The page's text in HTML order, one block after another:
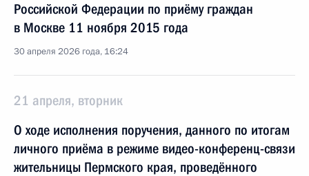
Российской Федерации по приёму граждан
в Москве 11 ноября 2015 года
30 апреля 2026 года, 16:24
21 апреля, вторник
О ходе исполнения поручения, данного по итогам
личного приёма в режиме видео-конференц-связи
жительницы Пермского края, проведённого